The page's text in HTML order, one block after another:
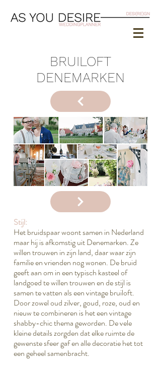
BRUILOFT
DENEMARKEN
Stijl:
Het bruidspaar woont samen in Nederland
maar hij is afkomstig uit Denemarken. Ze
willen trouwen in zijn land, daar waar zijn
familie en vrienden nog wonen. De bruid
geeft aan om in een typisch kasteel of
landgoed te willen trouwen en de stijl is
samen te vatten als een vintage bruiloft.
Door zowel oud zilver, goud, roze, oud en
nieuw te combineren is het een vintage
shabby-chic thema geworden. De vele
kleine details zorgden dat elke ruimte de
gewenste sfeer gaf en alle decoratie het tot
een geheel samenbracht.